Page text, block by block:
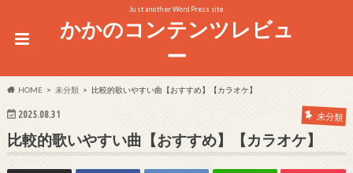
Just another WordPress site
かかのコンテンツレビュ
ー
HOME 未分類 比較的歌いやすい曲【おすすめ】【カラオケ】
2025.08.31 未分類
比較的歌いやすい曲【おすすめ】【カラオケ】